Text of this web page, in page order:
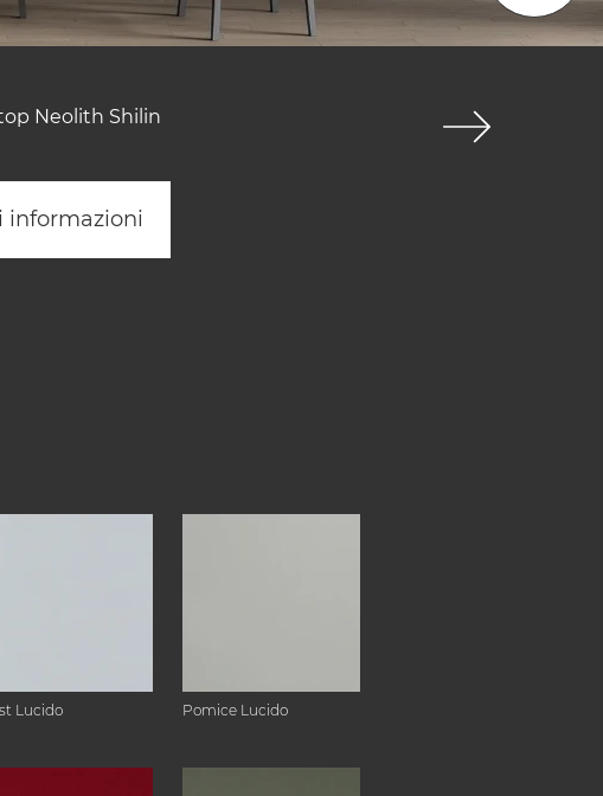
Neolith Shilin
informazioni
Lucido Pomice Lucido